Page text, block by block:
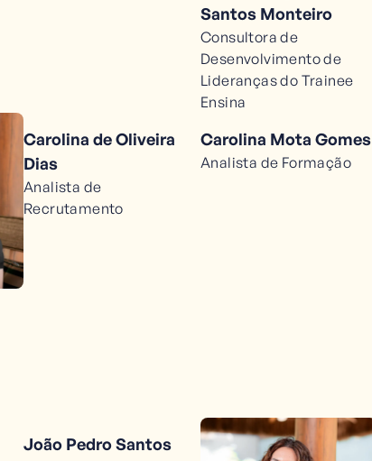
Santos Monteiro
Consultora de
Desenvolvimento de
Lideranças do Trainee
Ensina
Carolina de Oliveira
Dias
Analista de
Recrutamento
Carolina Mota Gomes
Analista de Formação
João Pedro Santos